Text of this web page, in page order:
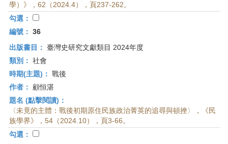
學）》，62（2024.4），頁237-262。
勾選：
編號： 36
出版書目： 臺灣史研究文獻類目 2024年度
類別： 社會
時期(主題)： 戰後
作者：
顧恒湛
題名 (點擊閱讀)：
〈未竟的主體：戰後初期原住民族政治菁英的追尋與頓挫〉，《民
族學界》，54（2024.10），頁3-66。
勾選：